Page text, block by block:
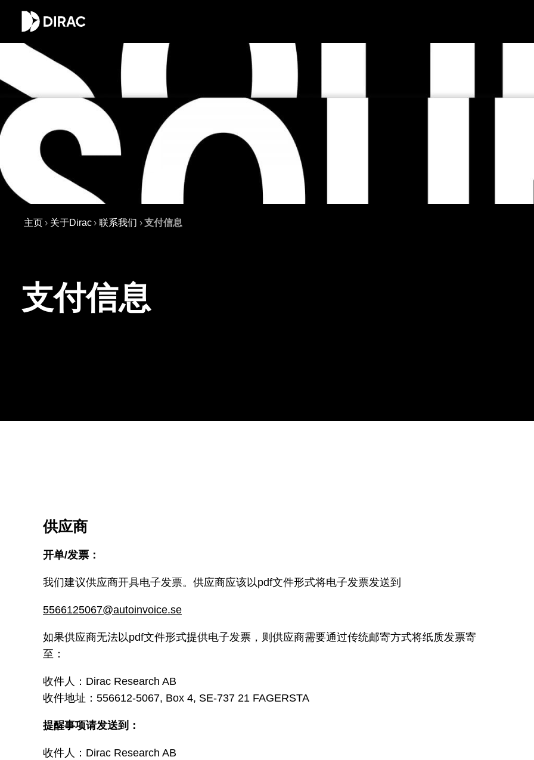
主页 › 关于Dirac › 联系我们 ›支付信息
支付信息
供应商
开单/发票：
我们建议供应商开具电子发票。供应商应该以pdf文件形式将电子发票发送到
5566125067@autoinvoice.se
如果供应商无法以pdf文件形式提供电子发票，则供应商需要通过传统邮寄方式将纸质发票寄
至：
收件人：Dirac Research AB
收件地址：556612-5067, Box 4, SE-737 21 FAGERSTA
提醒事项请发送到：
收件人：Dirac Research AB